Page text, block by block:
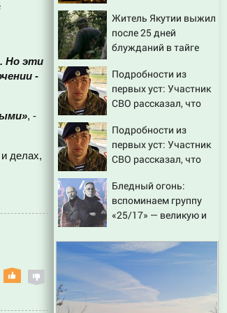
Но эти
-
, -
делах,
режима Зеленского
Житель Якутии выжил
после 25 дней
блужданий в тайге
Подробности из
первых уст: Участник
СВО рассказал, что
медведем
Подробности из
первых уст: Участник
СВО рассказал, что
медведем
Бледный огонь:
вспоминаем группу
«25/17» — великую и